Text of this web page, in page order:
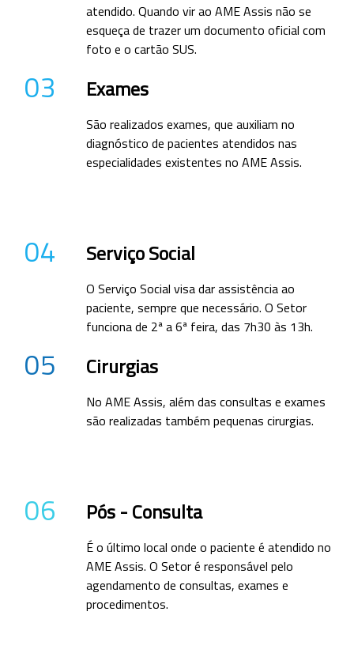
atendido. Quando vir ao AME Assis não se
esqueça de trazer um documento oficial com
foto e o cartão SUS.
03 Exames
São realizados exames, que auxiliam no
diagnóstico de pacientes atendidos nas
especialidades existentes no AME Assis.
04 Serviço Social
O Serviço Social visa dar assistência ao
paciente, sempre que necessário. O Setor
funciona de 2ª a 6ª feira, das 7h30 às 13h.
05 Cirurgias
No AME Assis, além das consultas e exames
são realizadas também pequenas cirurgias.
06 Pós - Consulta
É o último local onde o paciente é atendido no
AME Assis. O Setor é responsável pelo
agendamento de consultas, exames e
procedimentos.